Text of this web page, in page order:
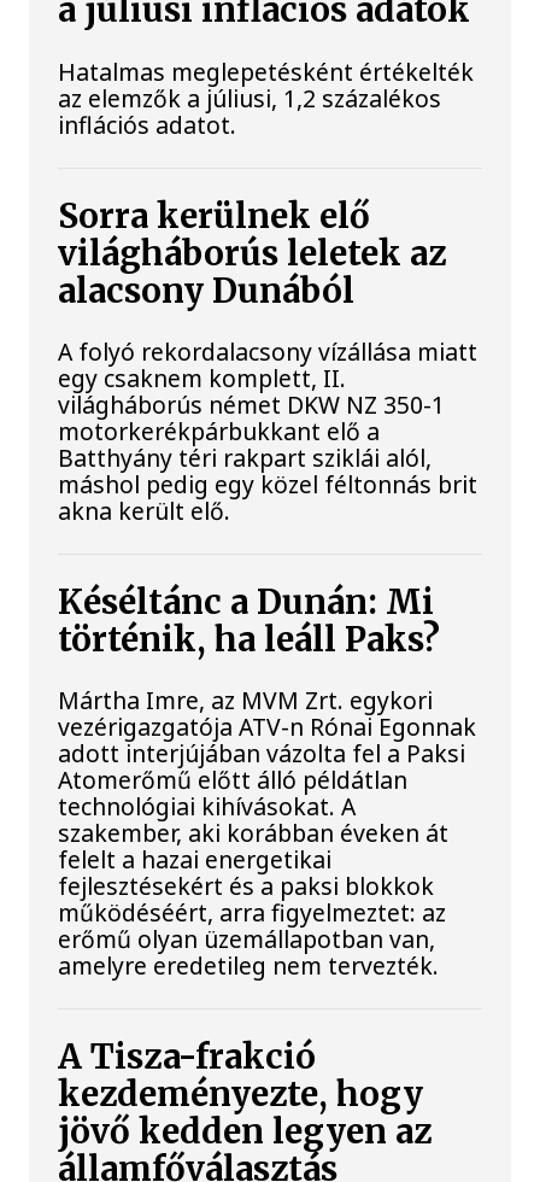
a júliusi inflációs adatok
Hatalmas meglepetésként értékelték
az elemzők a júliusi, 1,2 százalékos
inflációs adatot.
Sorra kerülnek elő
világháborús leletek az
alacsony Dunából
A folyó rekordalacsony vízállása miatt
egy csaknem komplett, II.
világháborús német DKW NZ 350-1
motorkerékpárbukkant elő a
Batthyány téri rakpart sziklái alól,
máshol pedig egy közel féltonnás brit
akna került elő.
Késéltánc a Dunán: Mi
történik, ha leáll Paks?
Mártha Imre, az MVM Zrt. egykori
vezérigazgatója ATV-n Rónai Egonnak
adott interjújában vázolta fel a Paksi
Atomerőmű előtt álló példátlan
technológiai kihívásokat. A
szakember, aki korábban éveken át
felelt a hazai energetikai
fejlesztésekért és a paksi blokkok
működéséért, arra figyelmeztet: az
erőmű olyan üzemállapotban van,
amelyre eredetileg nem tervezték.
A Tisza-frakció
kezdeményezte, hogy
jövő kedden legyen az
államfőválasztás